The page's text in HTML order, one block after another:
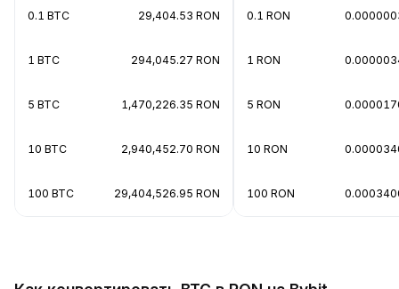
0.1 BTC 29,404.53 RON
1 BTC 294,045.27 RON
5 BTC 1,470,226.35 RON
10 BTC 2,940,452.70 RON
100 BTC 29,404,526.95 RON
0.1 RON
1 RON
5 RON
10 RON
100 RON